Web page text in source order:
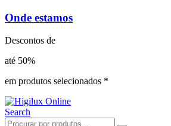
Onde estamos
Descontos de
até 50%
em produtos selecionados *
Search